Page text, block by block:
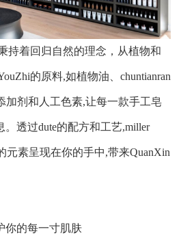
持着回归自然的理念，从植物和
的原料,如植物油、chuntianran
加剂和人工色素,让每一款手工皂
透过dute的配方和工艺,miller
元素呈现在你的手中,带来QuanXin
你的每一寸肌肤